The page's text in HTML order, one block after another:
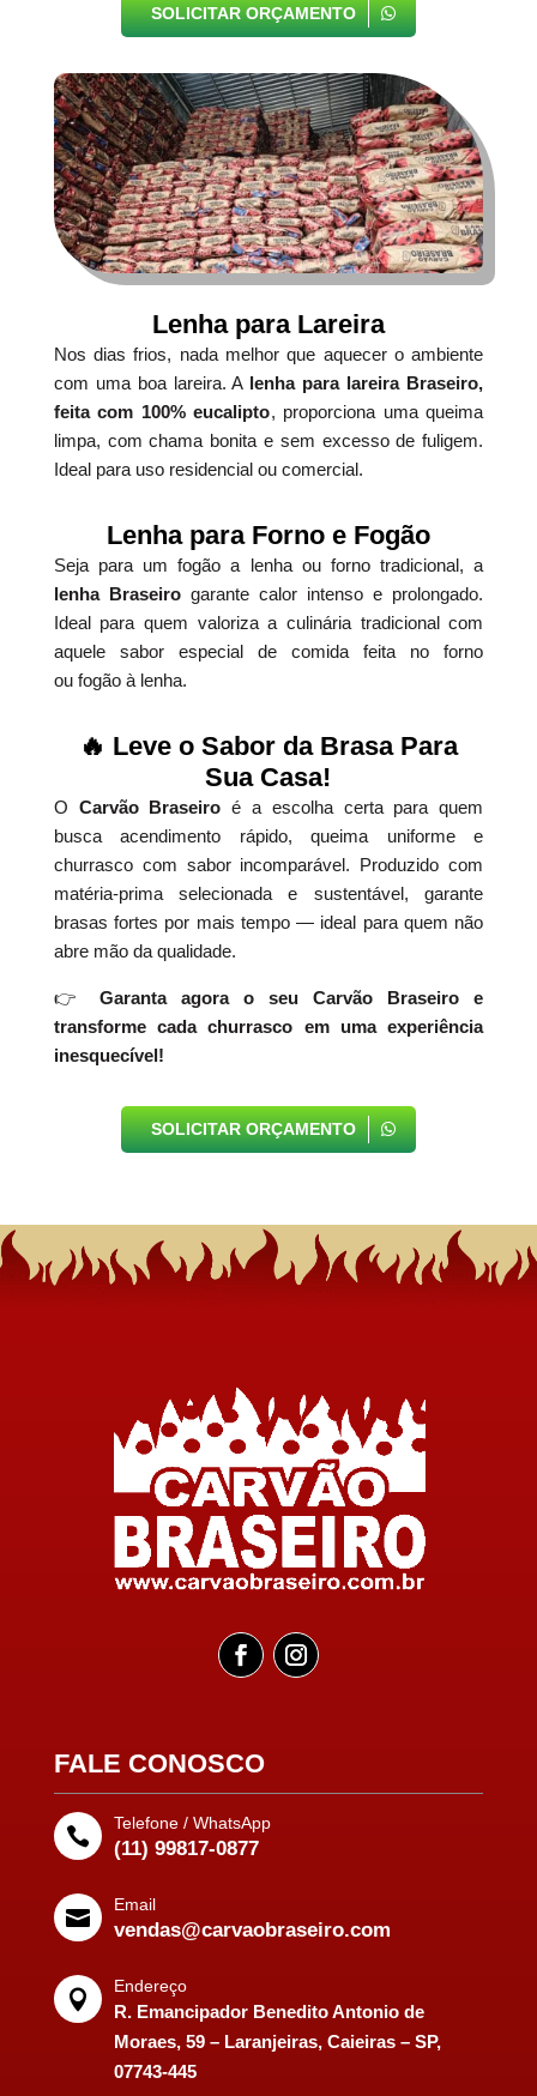
SOLICITAR ORÇAMENTO
Lenha para Lareira
Nos dias frios, nada melhor que aquecer o ambiente
com uma boa lareira. A lenha para lareira Braseiro,
feita com 100% eucalipto, proporciona uma queima
limpa, com chama bonita e sem excesso de fuligem.
Ideal para uso residencial ou comercial.
Lenha para Forno e Fogão
Seja para um fogão a lenha ou forno tradicional, a
lenha Braseirogarante calor intenso e prolongado.
Ideal para quem valoriza a culinária tradicional com
aquele sabor especial de comida feita no forno
ou fogão à lenha.
🔥 Leve o Sabor da Brasa Para
Sua Casa!
O Carvão Braseiro é a escolha certa para quem
busca acendimento rápido, queima uniforme e
churrasco com sabor incomparável. Produzido com
matéria-prima selecionada e sustentável, garante
brasas fortes por mais tempo — ideal para quem não
abre mão da qualidade.
👉
Garanta agora o seu Carvão Braseiro e
transforme cada churrasco em uma experiência
inesquecível!
SOLICITAR ORÇAMENTO
FALE CONOSCO

Telefone / WhatsApp
(11) 99817-0877

Email
vendas@carvaobraseiro.com

Endereço
R. Emancipador Benedito Antonio de
Moraes, 59 – Laranjeiras, Caieiras – SP,
07743-445